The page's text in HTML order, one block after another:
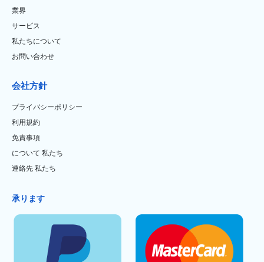
業界
サービス
私たちについて
お問い合わせ
会社方針
プライバシーポリシー
利用規約
免責事項
について 私たち
連絡先 私たち
承ります